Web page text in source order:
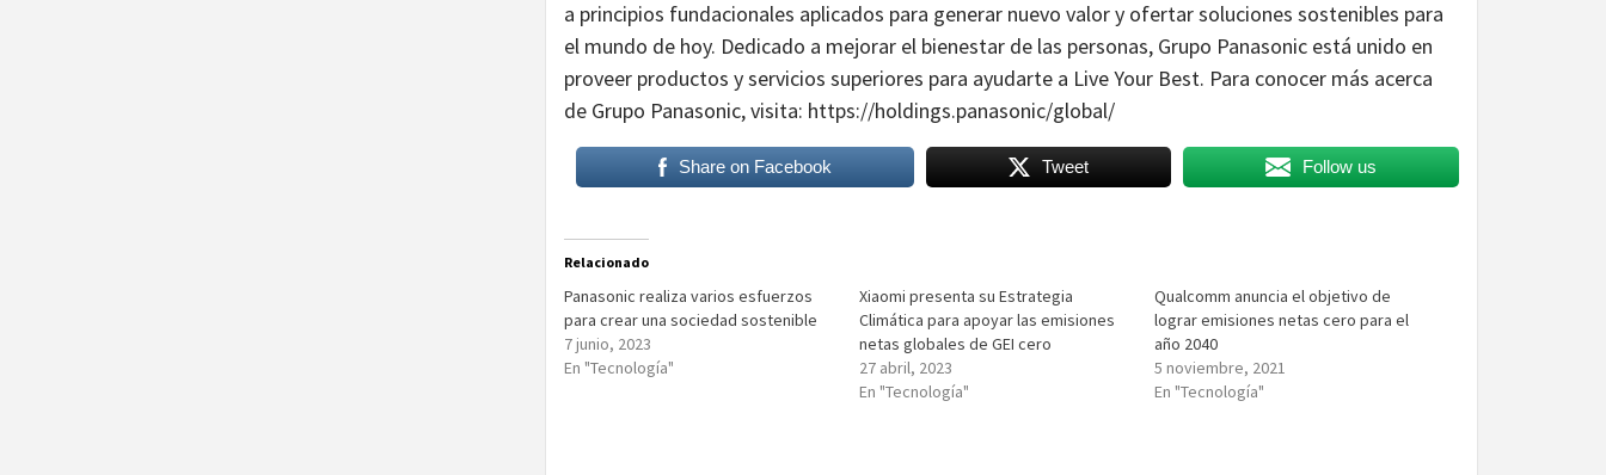
a principios fundacionales aplicados para generar nuevo valor y ofertar soluciones sostenibles para
el mundo de hoy. Dedicado a mejorar el bienestar de las personas, Grupo Panasonic está unido en
proveer productos y servicios superiores para ayudarte a Live Your Best. Para conocer más acerca
de Grupo Panasonic, visita: https://holdings.panasonic/global/
Share on Facebook Tweet Follow us
Relacionado
Panasonic realiza varios esfuerzos
para crear una sociedad sostenible
7 junio, 2023
En "Tecnología"
Xiaomi presenta su Estrategia
Climática para apoyar las emisiones
netas globales de GEI cero
27 abril, 2023
En "Tecnología"
Qualcomm anuncia el objetivo de
lograr emisiones netas cero para el
año 2040
5 noviembre, 2021
En "Tecnología"